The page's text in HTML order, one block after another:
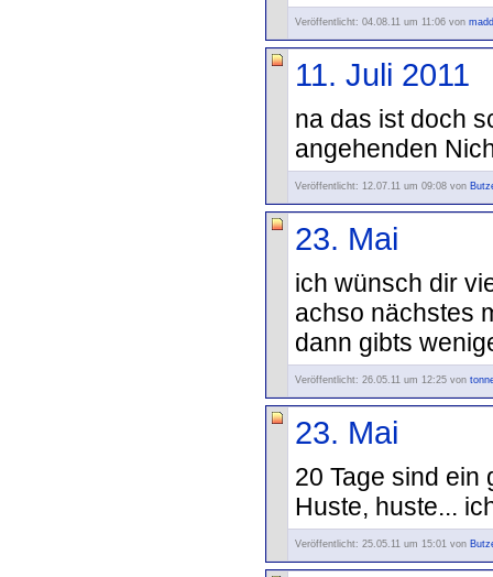
Veröffentlicht: 04.08.11 um 11:06 von
11. Juli 2011
na das ist doch
angehenden
Veröffentlicht: 12.07.11 um 09:08 von
23. Mai
ich wünsch dir
achso nächstes
dann gibts
Veröffentlicht: 26.05.11 um 12:25 von
23. Mai
20 Tage sind ein
Huste, huste...
Veröffentlicht: 25.05.11 um 15:01 von